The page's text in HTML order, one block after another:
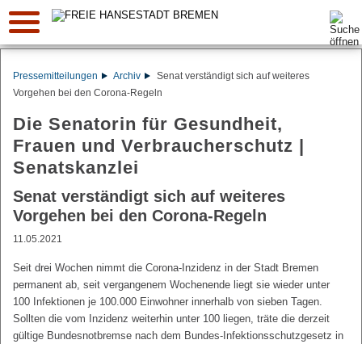
Suche:
Pressemitteilungen Archiv
Senat verständigt sich auf weiteres
Vorgehen bei den Corona-Regeln
Die Senatorin für Gesundheit,
Frauen und Verbraucherschutz |
Senatskanzlei
Senat verständigt sich auf weiteres
Vorgehen bei den Corona-Regeln
11.05.2021
Seit drei Wochen nimmt die Corona-Inzidenz in der Stadt Bremen
permanent ab, seit vergangenem Wochenende liegt sie wieder unter
100 Infektionen je 100.000 Einwohner innerhalb von sieben Tagen.
Sollten die vom Inzidenz weiterhin unter 100 liegen, träte die derzeit
gültige Bundesnotbremse nach dem Bundes-Infektionsschutzgesetz in